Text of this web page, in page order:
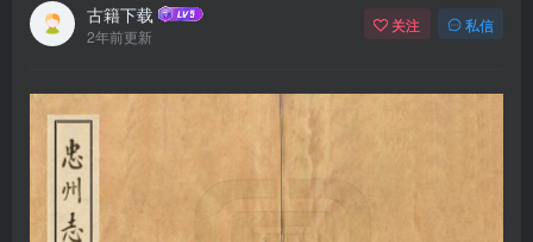
古籍下载
2年前更新
关注 私信